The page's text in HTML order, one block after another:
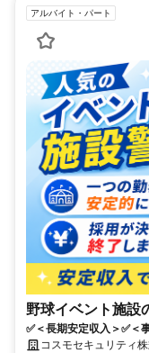
アルバイト・パート
野球イベント施設
✅＜長期安定収入＞✅＜
コスモセキュリティ